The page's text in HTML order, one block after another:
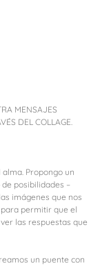
MENSAJES
DEL COLLAGE.
Propongo un
posibilidades –
imágenes que nos
permitir que el
las respuestas que
un puente con